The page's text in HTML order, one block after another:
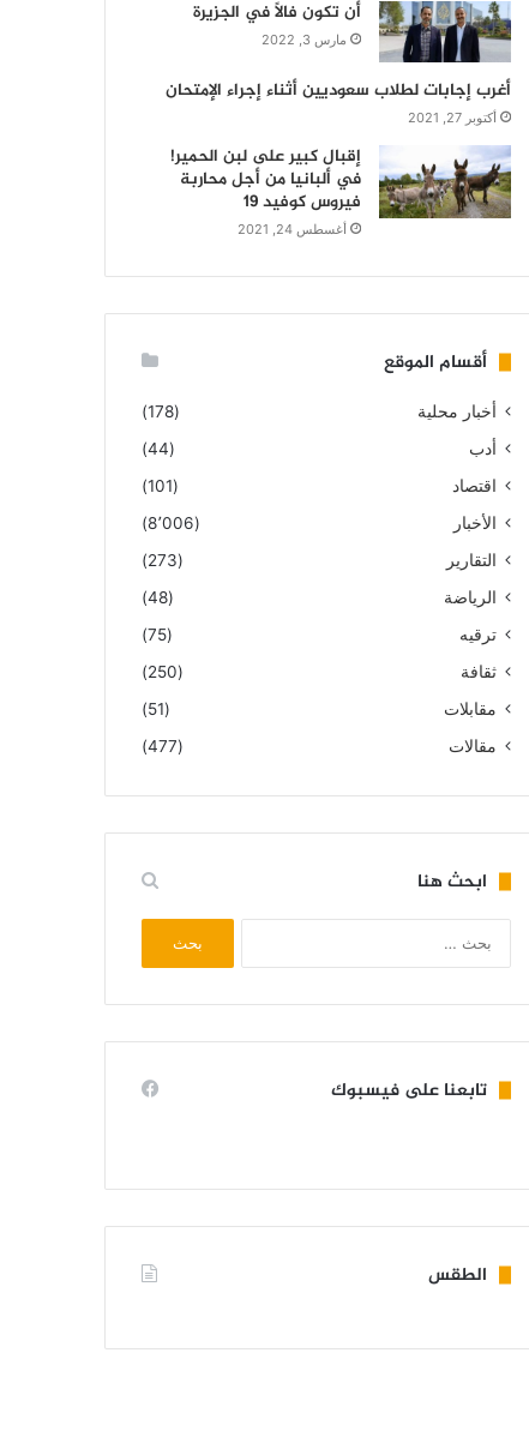
أن تكون فالاً في الجزيرة
مارس 3, 2022
أغرب إجابات لطلاب سعوديين أثناء إجراء الإمتحان
أكتوبر 27, 2021
إقبال كبير على لبن الحمير!
في ألبانيا من أجل محاربة
فيروس كوفيد 19
أغسطس 24, 2021
أقسام الموقع
أخبار محلية
(178)
أدب
(44)
اقتصاد
(101)
الأخبار
(8٬006)
التقارير
(273)
الرياضة
(48)
ترقيه
(75)
ثقافة
(250)
مقابلات
(51)
مقالات
(477)
ابحث هنا
تابعنا على فيسبوك
الطقس